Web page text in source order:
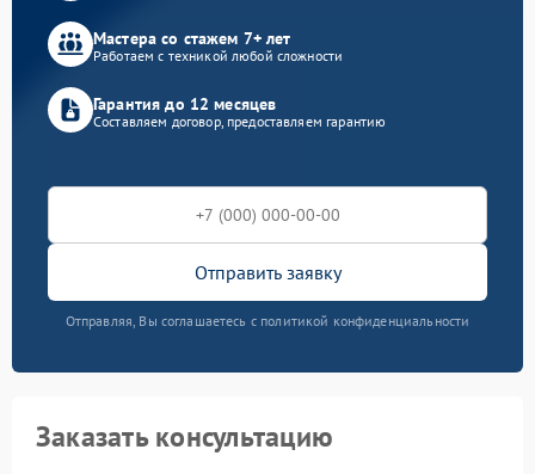
Мастера со стажем 7+ лет
Работаем с техникой любой сложности
Гарантия до 12 месяцев
Составляем договор, предоставляем гарантию
Отправить заявку
Отправляя, Вы соглашаетесь с политикой конфиденциальности
Заказать консультацию